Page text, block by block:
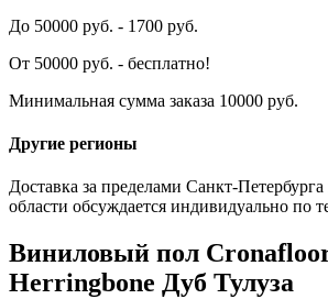
До 50000 руб. - 1700 руб.
От 50000 руб. - бесплатно!
Минимальная сумма заказа 10000 руб.
Другие регионы
Доставка за пределами Санкт-
области обсуждается индивидуально по
Виниловый пол
Herringbone Дуб Тулуза